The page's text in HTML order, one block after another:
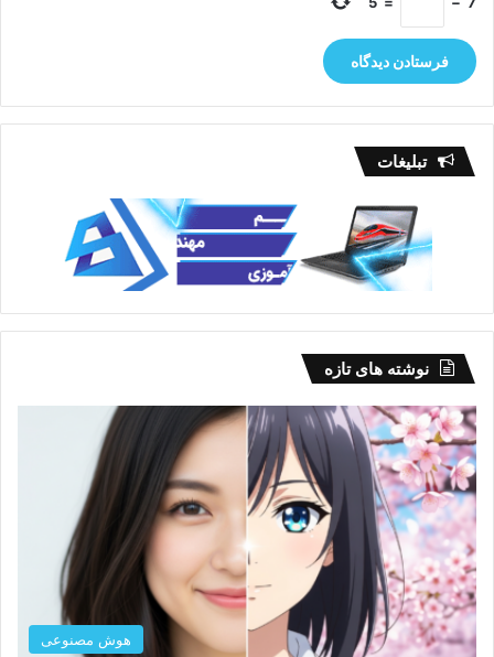
تبلیغات
نوشته های تازه
هوش مصنوعی